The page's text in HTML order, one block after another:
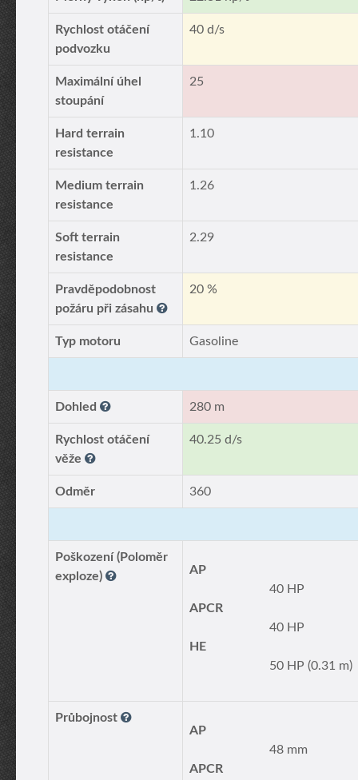
Rychlost otáčení
podvozku
40 d/s
Maximální úhel
stoupání
25
Hard terrain
resistance
1.10
Medium terrain
resistance
1.26
Soft terrain
resistance
2.29
Pravděpodobnost
požáru při zásahu
20 %
Typ motoru Gasoline
Dohled 280 m
Rychlost otáčení
věže
40.25 d/s
Odměr 360
Poškození (Poloměr
exploze)
AP
40 HP
APCR
40 HP
HE
50 HP (0.31 m)
Průbojnost
AP
48 mm
APCR